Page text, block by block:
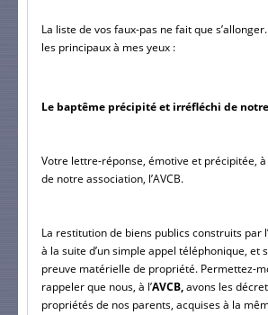
La liste de vos faux-pas ne fait que s’allonger.
les principaux à mes yeux :
Le baptême précipité et irréfléchi de
Votre lettre-réponse, émotive et précipitée,
de notre association, l’AVCB.
La restitution de biens publics construits par
à la suite d’un simple appel téléphonique, et
preuve matérielle de propriété. Permettez-
rappeler que nous, à l’AVCB, avons les
propriétés de nos parents, acquises à la